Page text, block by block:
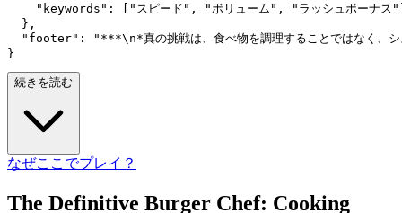
"keywords": ["スピード", "ボリューム", "ラッシュボーナス
  },
"footer": "***\n*真の挑戦は、食べ物を調理することではなく、
続きを読む
なぜここでプレイ？
The Definitive Burger Chef: Cooking